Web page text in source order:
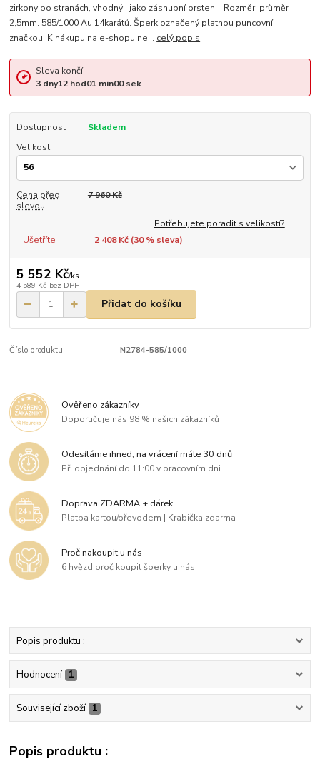
zirkony po stranách, vhodný i jako zásnubní prsten. Rozměr: průměr
2,5mm. 585/1000 Au 14karátů. Šperk označený platnou puncovní
značkou. K nákupu na e-shopu ne... celý popis
Sleva končí:
3 dny12hod01 min00sek
Dostupnost
Skladem
Velikost
Cena před
slevou
7 960 Kč
Potřebujete poradit s velikostí?
Ušetříte
2 408 Kč (30% sleva)
5 552 Kč/ks
4 589 Kč bez DPH
Přidat do košíku
Číslo produktu: N2784-585/1000
Ověřeno zákazníky
Doporučuje nás 98 % našich zákazníků
Odesíláme ihned, na vrácení máte 30 dnů
Při objednání do 11:00 v pracovním dni
Doprava ZDARMA + dárek
Platba kartou/převodem | Krabička zdarma
Proč nakoupit u nás
6 hvězd proč koupit šperky u nás
Popis produktu :
Hodnocení 1
Související zboží 1
Popis produktu :